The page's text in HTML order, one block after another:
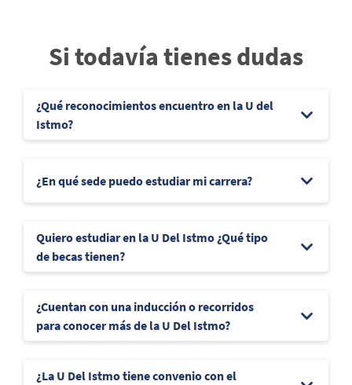
Si todavía tienes dudas
¿Qué reconocimientos encuentro en la U del
Istmo?
¿En qué sede puedo estudiar mi carrera?
Quiero estudiar en la U Del Istmo ¿Qué tipo
de becas tienen?
¿Cuentan con una inducción o recorridos
para conocer más de la U Del Istmo?
¿La U Del Istmo tiene convenio con el